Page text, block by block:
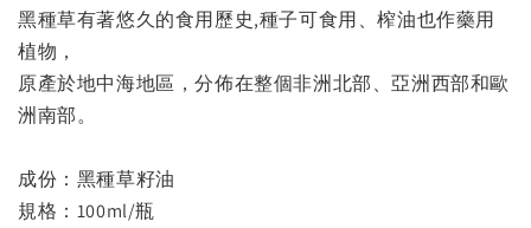
黑種草有著悠久的食用歷史,種子可食用、榨油也作藥用
植物，
原產於地中海地區，分佈在整個非洲北部、亞洲西部和歐
洲南部。
成份：黑種草籽油
規格：100ml/瓶